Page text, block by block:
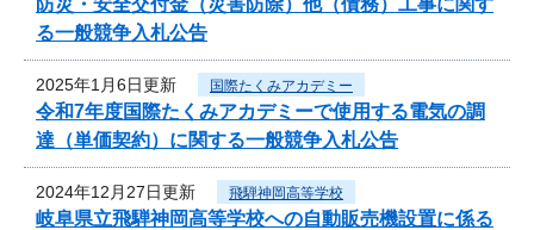
る一般競争入札公告
2025年1月6日更新 国際たくみアカデミー
令和7年度国際たくみアカデミーで使用する電気の調
達（単価契約）に関する一般競争入札公告
2024年12月27日更新 飛騨神岡高等学校
岐阜県立飛騨神岡高等学校への自動販売機設置に係る